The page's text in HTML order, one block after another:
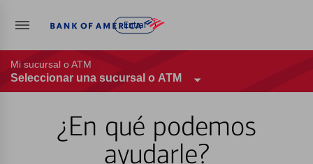
Entrar
Mi sucursal o ATM
Seleccionar una sucursal o ATM
¿En qué podemos
ayudarle?